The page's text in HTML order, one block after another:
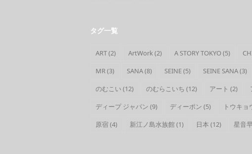
タグ一覧
ART(2) ArtWork(2) A STORY TOKYO(5)
MR(3) SANA(8) SEINE(5) SEINE SANA(3)
のむこい (12) のむらこいち (12) アート (2)
ディープ ジャパン (9) ディーポン (5) トウキョ
原宿 (4) 新江ノ島水族館(1) 日本 (12) 星音